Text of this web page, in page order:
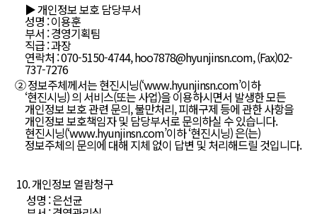
▶ 개인정보 보호 담당부서
성명 : 이용훈
부서 : 경영기획팀
직급 : 과장
연락처 : 070-5150-4744, hoo7878@hyunjinsn.com, (Fax)02-
737-7276
② 정보주체께서는 현진시닝(‘www.hyunjinsn.com’이하
‘현진시닝) 의 서비스(또는 사업)을 이용하시면서 발생한 모든
개인정보 보호 관련 문의, 불만처리, 피해구제 등에 관한 사항을
개인정보 보호책임자 및 담당부서로 문의하실 수 있습니다.
현진시닝(‘www.hyunjinsn.com’이하‘현진시닝) 은(는)
정보주체의 문의에 대해 지체 없이 답변 및 처리해드릴 것입니다.
10. 개인정보 열람청구
성명 : 은선균